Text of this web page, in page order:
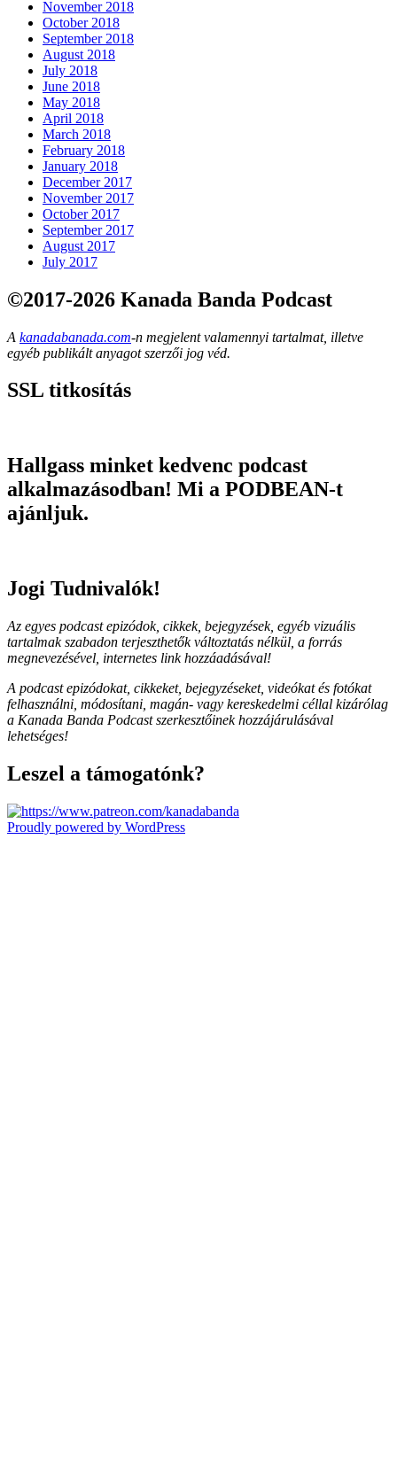
November 2018
October 2018
September 2018
August 2018
July 2018
June 2018
May 2018
April 2018
March 2018
February 2018
January 2018
December 2017
November 2017
October 2017
September 2017
August 2017
July 2017
©2017-2026 Kanada Banda Podcast
A kanadabanada.com-n megjelent valamennyi tartalmat, illetve
egyéb publikált anyagot szerzői jog véd.
SSL titkosítás
Hallgass minket kedvenc podcast
alkalmazásodban! Mi a PODBEAN-t
ajánljuk.
Jogi Tudnivalók!
Az egyes podcast epizódok, cikkek, bejegyzések, egyéb vizuális
tartalmak szabadon terjeszthetők változtatás nélkül, a forrás
megnevezésével, internetes link hozzáadásával!
A podcast epizódokat, cikkeket, bejegyzéseket, videókat és fotókat
felhasználni, módosítani, magán- vagy kereskedelmi céllal kizárólag
a Kanada Banda Podcast szerkesztőinek hozzájárulásával
lehetséges!
Leszel a támogatónk?
Proudly powered by WordPress